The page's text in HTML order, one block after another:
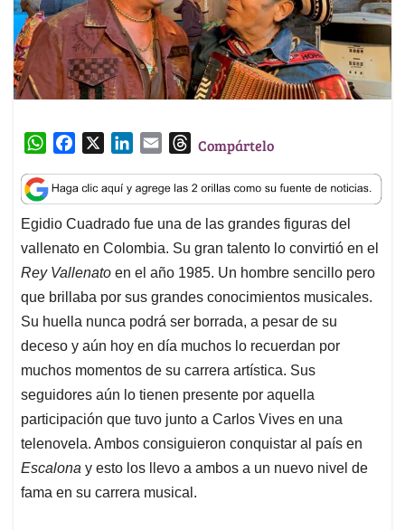
W
a
t
s
A
p
p
c
e
b
o
o
k
n
k
e
d
I
n
a
i
l
T
r
e
a
d
s
Compártelo
Egidio Cuadrado fue una de las grandes figuras del
vallenato en Colombia. Su gran talento lo convirtió en el
Rey Vallenato en el año 1985. Un hombre sencillo pero
que brillaba por sus grandes conocimientos musicales.
Su huella nunca podrá ser borrada, a pesar de su
deceso y aún hoy en día muchos lo recuerdan por
muchos momentos de su carrera artística. Sus
seguidores aún lo tienen presente por aquella
participación que tuvo junto a Carlos Vives en una
telenovela. Ambos consiguieron conquistar al país en
Escalona y esto los llevo a ambos a un nuevo nivel de
fama en su carrera musical.